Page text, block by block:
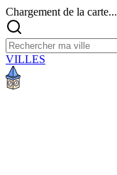
Chargement de la carte...
VILLES